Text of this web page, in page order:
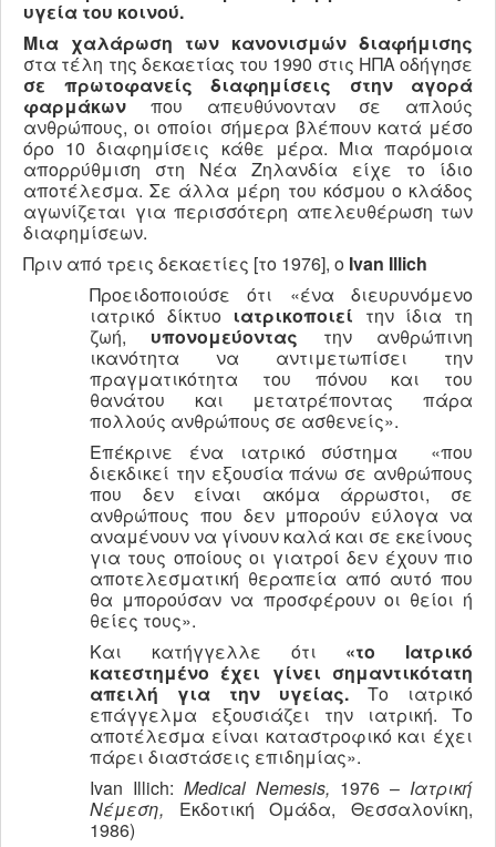
υγεία του κοινού.
Μια χαλάρωση των κανονισμών διαφήμισης
στα τέλη της δεκαετίας του 1990 στις ΗΠΑ οδήγησε
σε πρωτοφανείς διαφημίσεις στην αγορά
φαρμάκων που απευθύνονταν σε απλούς
ανθρώπους, οι οποίοι σήμερα βλέπουν κατά μέσο
όρο 10 διαφημίσεις κάθε μέρα. Μια παρόμοια
απορρύθμιση στη Νέα Ζηλανδία είχε το ίδιο
αποτέλεσμα. Σε άλλα μέρη του κόσμου ο κλάδος
αγωνίζεται για περισσότερη απελευθέρωση των
διαφημίσεων.
Πριν από τρεις δεκαετίες [το 1976], ο Ivan Illich
Προειδοποιούσε ότι «ένα διευρυνόμενο
ιατρικό δίκτυο ιατρικοποιεί την ίδια τη
ζωή, υπονομεύοντας την ανθρώπινη
ικανότητα να αντιμετωπίσει την
πραγματικότητα του πόνου και του
θανάτου και μετατρέποντας πάρα
πολλούς ανθρώπους σε ασθενείς».
Επέκρινε ένα ιατρικό σύστημα
«που
διεκδικεί την εξουσία πάνω σε ανθρώπους
που δεν είναι ακόμα άρρωστοι, σε
ανθρώπους που δεν μπορούν εύλογα να
αναμένουν να γίνουν καλά και σε εκείνους
για τους οποίους οι γιατροί δεν έχουν πιο
αποτελεσματική θεραπεία από αυτό που
θα μπορούσαν να προσφέρουν οι θείοι ή
θείες τους».
Και κατήγγελλε ότι «το Ιατρικό
κατεστημένο έχει γίνει σημαντικότατη
απειλή για την υγείας. Το ιατρικό
επάγγελμα εξουσιάζει την ιατρική. Το
αποτέλεσμα είναι καταστροφικό και έχει
πάρει διαστάσεις επιδημίας».
Ivan Illich: Medical Nemesis, 1976 – Ιατρική
Νέμεση, Εκδοτική Ομάδα, Θεσσαλονίκη,
1986)